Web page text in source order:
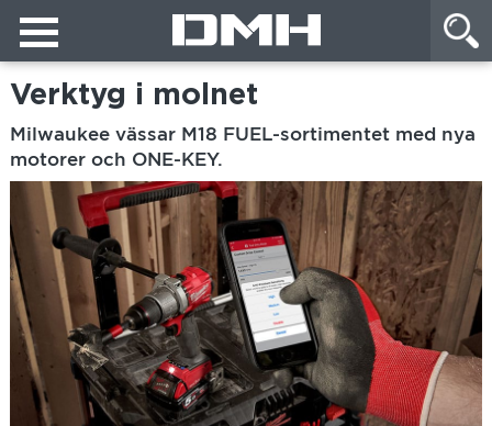
Verktyg i molnet
Milwaukee vässar M18 FUEL-sortimentet med nya
motorer och ONE-KEY.